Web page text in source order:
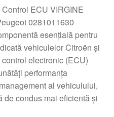
ECU VIRGINE
0281011630
esențială pentru
vehiculelor Citroën și
electronic (ECU)
performanța
al vehiculului,
de condus mai eficientă și